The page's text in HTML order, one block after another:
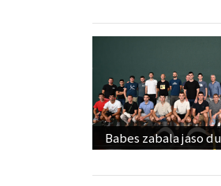
Babes zabala jaso